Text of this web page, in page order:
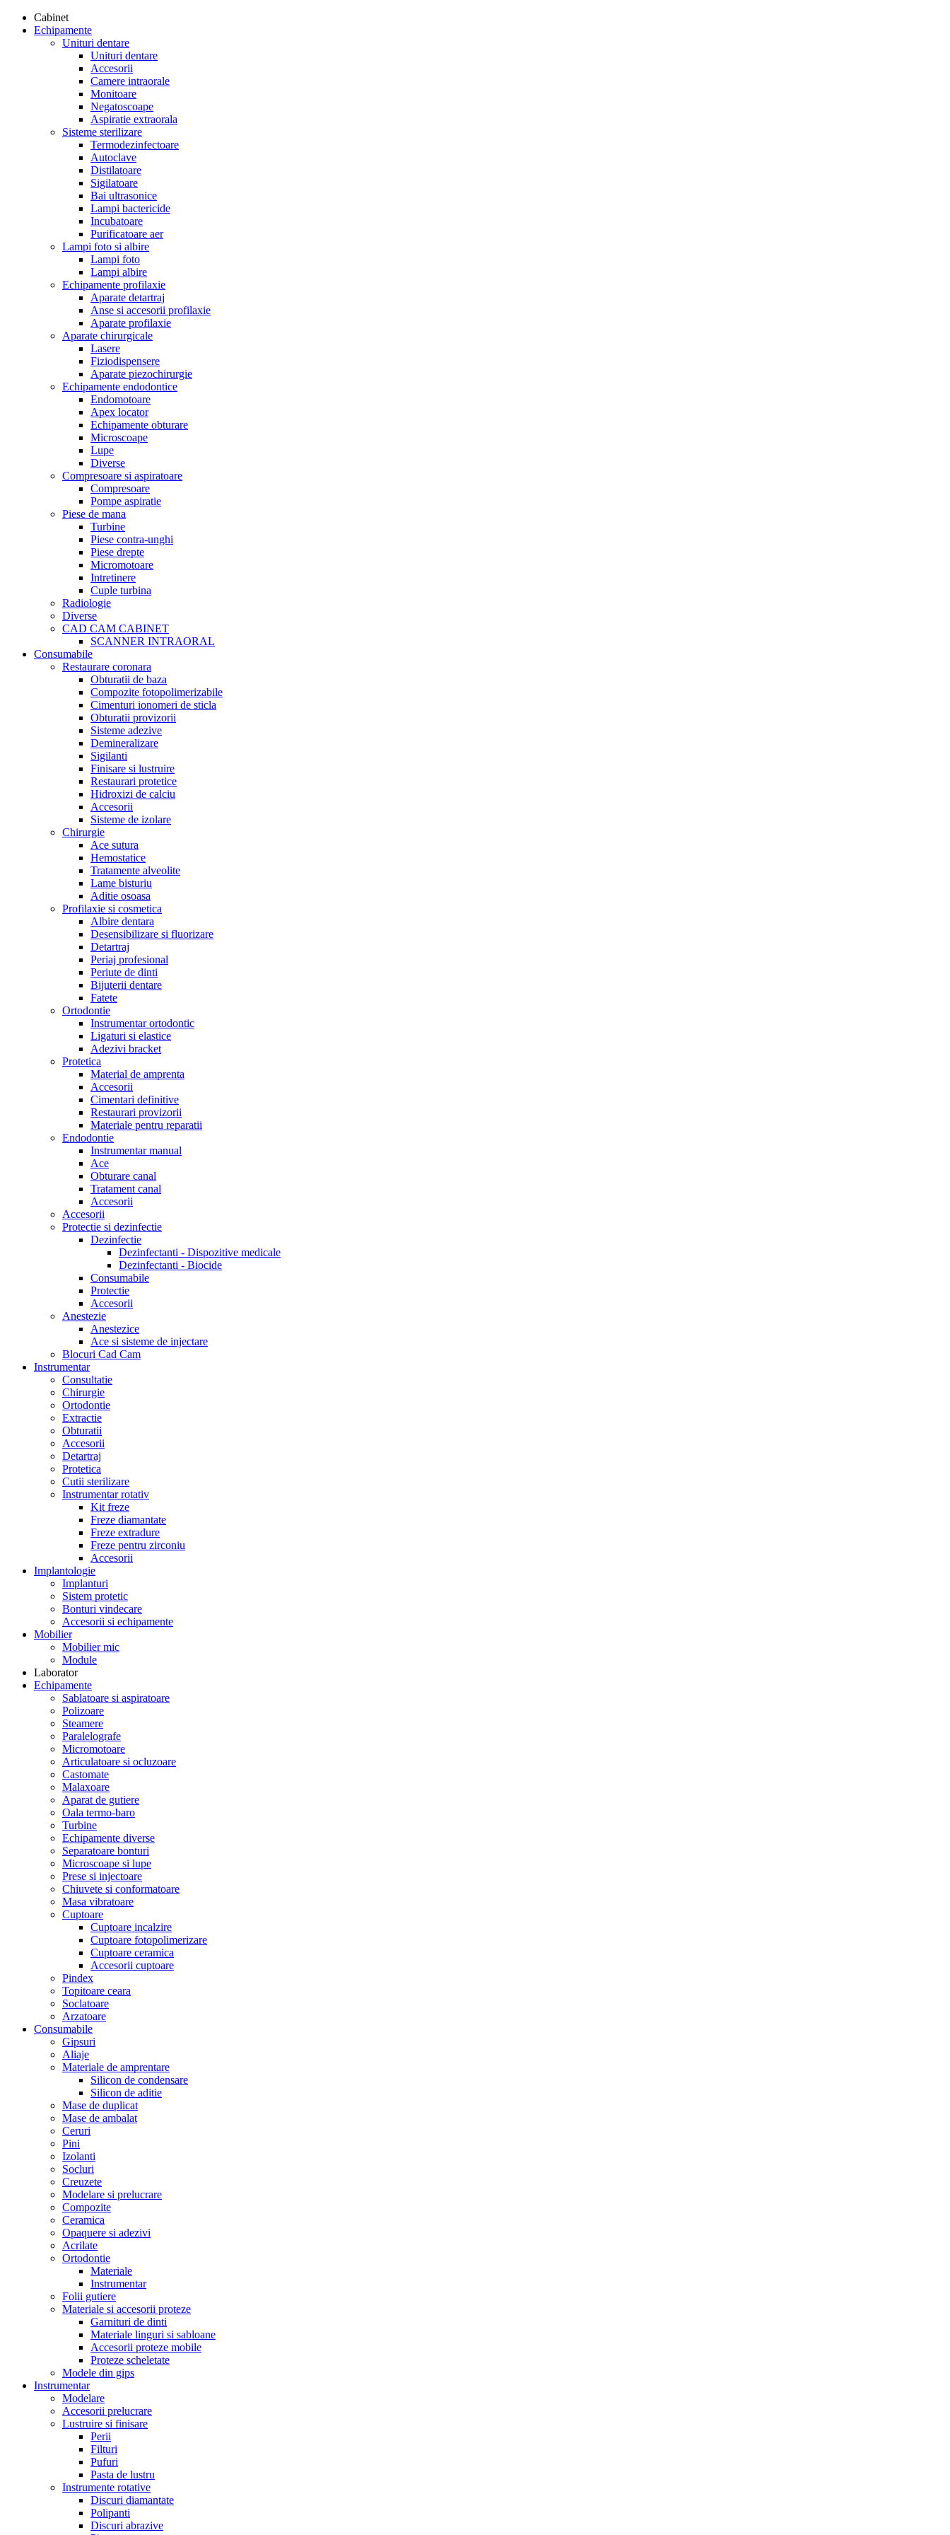
Cabinet
Echipamente
Unituri dentare
Unituri dentare
Accesorii
Camere intraorale
Monitoare
Negatoscoape
Aspiratie extraorala
Sisteme sterilizare
Termodezinfectoare
Autoclave
Distilatoare
Sigilatoare
Bai ultrasonice
Lampi bactericide
Incubatoare
Purificatoare aer
Lampi foto si albire
Lampi foto
Lampi albire
Echipamente profilaxie
Aparate detartraj
Anse si accesorii profilaxie
Aparate profilaxie
Aparate chirurgicale
Lasere
Fiziodispensere
Aparate piezochirurgie
Echipamente endodontice
Endomotoare
Apex locator
Echipamente obturare
Microscoape
Lupe
Diverse
Compresoare si aspiratoare
Compresoare
Pompe aspiratie
Piese de mana
Turbine
Piese contra-unghi
Piese drepte
Micromotoare
Intretinere
Cuple turbina
Radiologie
Diverse
CAD CAM CABINET
SCANNER INTRAORAL
Consumabile
Restaurare coronara
Obturatii de baza
Compozite fotopolimerizabile
Cimenturi ionomeri de sticla
Obturatii provizorii
Sisteme adezive
Demineralizare
Sigilanti
Finisare si lustruire
Restaurari protetice
Hidroxizi de calciu
Accesorii
Sisteme de izolare
Chirurgie
Ace sutura
Hemostatice
Tratamente alveolite
Lame bisturiu
Aditie osoasa
Profilaxie si cosmetica
Albire dentara
Desensibilizare si fluorizare
Detartraj
Periaj profesional
Periute de dinti
Bijuterii dentare
Fatete
Ortodontie
Instrumentar ortodontic
Ligaturi si elastice
Adezivi bracket
Protetica
Material de amprenta
Accesorii
Cimentari definitive
Restaurari provizorii
Materiale pentru reparatii
Endodontie
Instrumentar manual
Ace
Obturare canal
Tratament canal
Accesorii
Accesorii
Protectie si dezinfectie
Dezinfectie
Dezinfectanti - Dispozitive medicale
Dezinfectanti - Biocide
Consumabile
Protectie
Accesorii
Anestezie
Anestezice
Ace si sisteme de injectare
Blocuri Cad Cam
Instrumentar
Consultatie
Chirurgie
Ortodontie
Extractie
Obturatii
Accesorii
Detartraj
Protetica
Cutii sterilizare
Instrumentar rotativ
Kit freze
Freze diamantate
Freze extradure
Freze pentru zirconiu
Accesorii
Implantologie
Implanturi
Sistem protetic
Bonturi vindecare
Accesorii si echipamente
Mobilier
Mobilier mic
Module
Laborator
Echipamente
Sablatoare si aspiratoare
Polizoare
Steamere
Paralelografe
Micromotoare
Articulatoare si ocluzoare
Castomate
Malaxoare
Aparat de gutiere
Oala termo-baro
Turbine
Echipamente diverse
Separatoare bonturi
Microscoape si lupe
Prese si injectoare
Chiuvete si conformatoare
Masa vibratoare
Cuptoare
Cuptoare incalzire
Cuptoare fotopolimerizare
Cuptoare ceramica
Accesorii cuptoare
Pindex
Topitoare ceara
Soclatoare
Arzatoare
Consumabile
Gipsuri
Aliaje
Materiale de amprentare
Silicon de condensare
Silicon de aditie
Mase de duplicat
Mase de ambalat
Ceruri
Pini
Izolanti
Socluri
Creuzete
Modelare si prelucrare
Compozite
Ceramica
Opaquere si adezivi
Acrilate
Ortodontie
Materiale
Instrumentar
Folii gutiere
Materiale si accesorii proteze
Garnituri de dinti
Materiale linguri si sabloane
Accesorii proteze mobile
Proteze scheletate
Modele din gips
Instrumentar
Modelare
Accesorii prelucrare
Lustruire si finisare
Perii
Filturi
Pufuri
Pasta de lustru
Instrumente rotative
Discuri diamantate
Polipanti
Discuri abrazive